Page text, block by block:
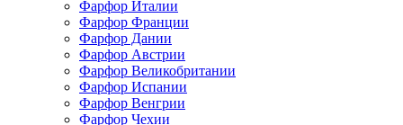
Фарфор Италии
Фарфор Франции
Фарфор Дании
Фарфор Австрии
Фарфор Великобритании
Фарфор Испании
Фарфор Венгрии
Фарфор Чехии